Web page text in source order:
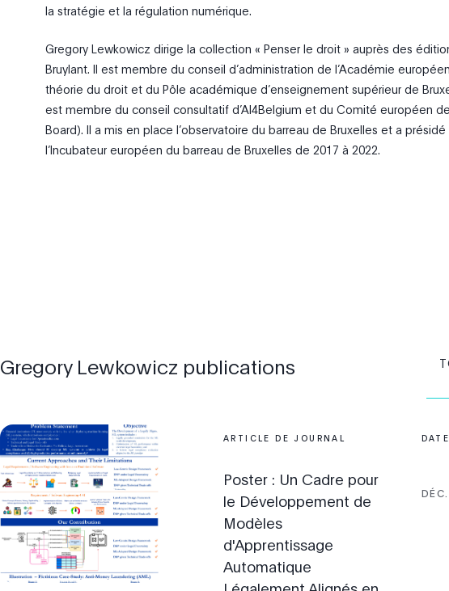
la stratégie et la régulation numérique.
Gregory Lewkowicz dirige la collection « Penser le droit » auprès des
Bruylant. Il est membre du conseil d’administration de l’Académie
théorie du droit et du Pôle académique d’enseignement supérieur de
est membre du conseil consultatif d’AI4Belgium et du Comité européen de
Board). Il a mis en place l’observatoire du barreau de Bruxelles et a présidé
l’Incubateur européen du barreau de Bruxelles de 2017 à 2022.
Gregory Lewkowicz publications
ARTICLE DE JOURNAL
Poster : Un Cadre pour
le Développement de
Modèles
d'Apprentissage
Automatique
DATE